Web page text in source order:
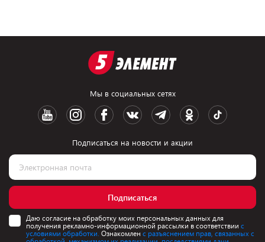
Мы в социальных сетях
Подписаться на новости и акции
Подписаться
Даю согласие на обработку моих персональных данных для
получения рекламно-информационной рассылки в соответствии с
условиями обработки. Ознакомлен с разъяснением прав, связанных с